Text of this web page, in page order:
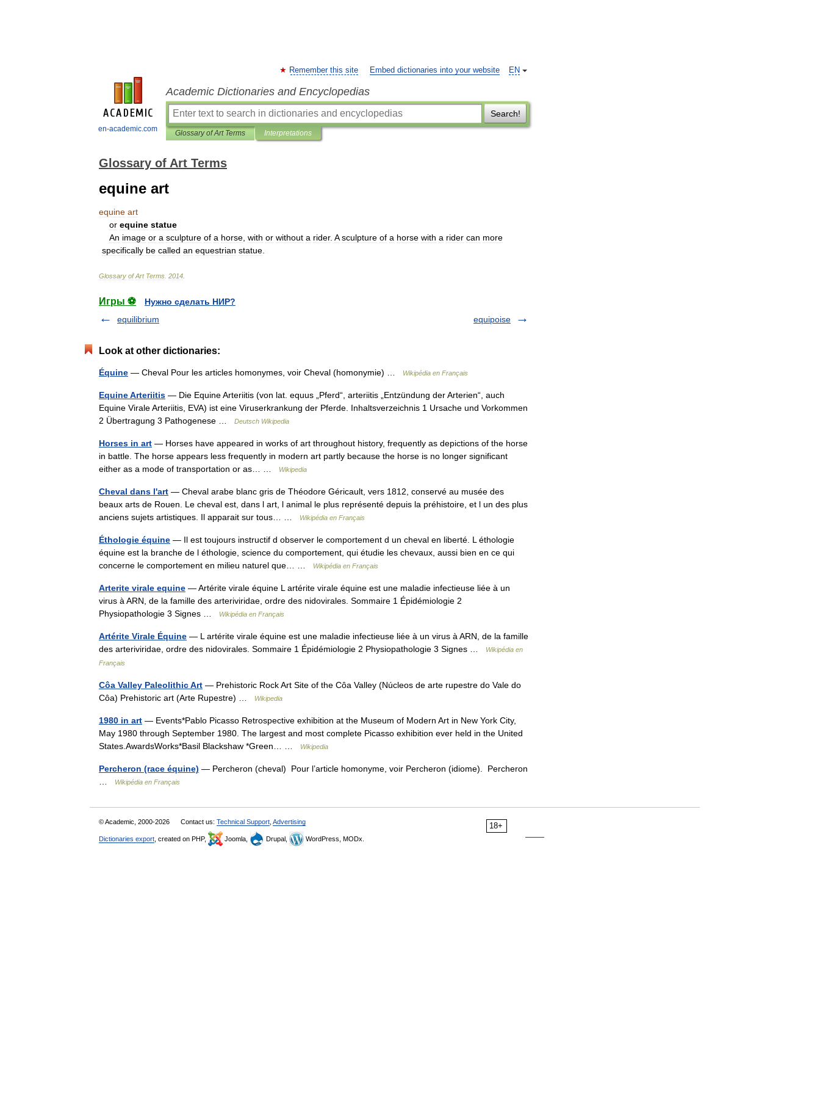
en-academic.com
EN
Remember this site Embed dictionaries into your website
Academic Dictionaries and Encyclopedias
Search!
Glossary of Art Terms Interpretations
Glossary of Art Terms
equine art
equine art
or equine statue
An image or a sculpture of a horse with or without a rider. A sculpture of a horse with a rider can more
specifically be called an equestrian statue
Glossary of Art Terms 2014
Игры ⚽
Нужно сделать НИР?
equilibrium
equipoise
Look at other dictionaries:
Équine — Cheval Pour les articles homonymes, voir Cheval (homonymie) … Wikipédia en Français
Equine Arteriitis — Die Equine Arteriitis (von lat. equus „Pferd“, arteriitis „Entzündung der Arterien“, auch
Equine Virale Arteriitis, EVA) ist eine Viruserkrankung der Pferde. Inhaltsverzeichnis 1 Ursache und Vorkommen
2 Übertragung 3 Pathogenese …
Deutsch Wikipedia
Horses in art — Horses have appeared in works of art throughout history, frequently as depictions of the horse
in battle. The horse appears less frequently in modern art partly because the horse is no longer significant
either as a mode of transportation or as… …
Wikipedia
Cheval dans l'art — Cheval arabe blanc gris de Théodore Géricault, vers 1812, conservé au musée des
beaux arts de Rouen. Le cheval est, dans l art, l animal le plus représenté depuis la préhistoire, et l un des plus
anciens sujets artistiques. Il apparait sur tous… …
Wikipédia en Français
Éthologie équine — Il est toujours instructif d observer le comportement d un cheval en liberté. L éthologie
équine est la branche de l éthologie, science du comportement, qui étudie les chevaux, aussi bien en ce qui
concerne le comportement en milieu naturel que… …
Wikipédia en Français
Arterite virale equine — Artérite virale équine L artérite virale équine est une maladie infectieuse liée à un
virus à ARN, de la famille des arteriviridae, ordre des nidovirales. Sommaire 1 Épidémiologie 2
Physiopathologie 3 Signes …
Wikipédia en Français
Artérite Virale Équine — L artérite virale équine est une maladie infectieuse liée à un virus à ARN, de la famille
des arteriviridae, ordre des nidovirales. Sommaire 1 Épidémiologie 2 Physiopathologie 3 Signes …
Wikipédia en
Français
Côa Valley Paleolithic Art — Prehistoric Rock Art Site of the Côa Valley (Núcleos de arte rupestre do Vale do
Côa) Prehistoric art (Arte Rupestre) …
Wikipedia
1980 in art — Events*Pablo Picasso Retrospective exhibition at the Museum of Modern Art in New York City,
May 1980 through September 1980. The largest and most complete Picasso exhibition ever held in the United
States.AwardsWorks*Basil Blackshaw *Green… …
Wikipedia
Percheron (race équine) — Percheron (cheval) Pour l’article homonyme, voir Percheron (idiome). Percheron
Wikipédia en Français
18+
© Academic, 2000-2026 Contact us: Technical Support Advertising
Dictionaries export , created on PHP, Joomla, Drupal, WordPress, MODx.